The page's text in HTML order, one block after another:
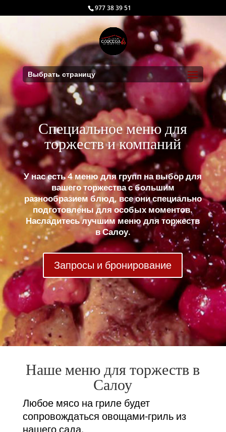
977 38 39 51
Выбрать страницу
Специальное меню для
торжеств и компаний
У нас есть 4меню для группна выбор для
вашего торжества с большим
разнообразием блюд, все они специально
подготовлены для особых моментов.
Насладитесь лучшим меню для торжеств
в Салоу.
Запросы и бронирование
Наше меню для торжеств в
Салоу
Любое мясо на гриле будет
сопровождаться овощами-гриль из
нашего сада.